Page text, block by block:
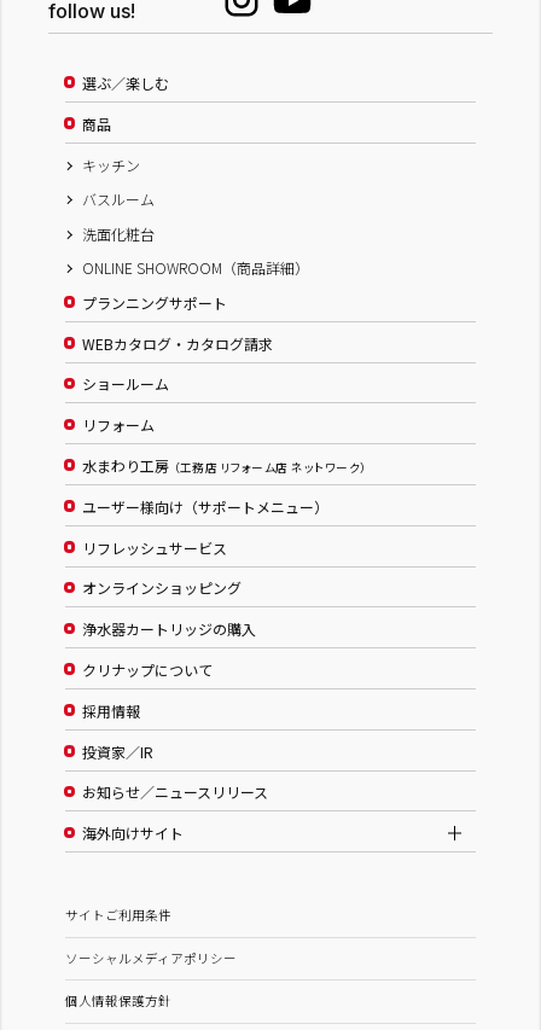
follow us!
選ぶ／楽しむ
商品
キッチン
バスルーム
洗面化粧台
ONLINE SHOWROOM（商品詳細）
プランニングサポート
WEBカタログ・カタログ請求
ショールーム
リフォーム
水まわり工房 （工務店 リフォーム店 ネットワーク）
ユーザー様向け（サポートメニュー）
リフレッシュサービス
オンラインショッピング
浄水器カートリッジの購入
クリナップについて
採用情報
投資家／IR
お知らせ／ニュースリリース
海外向けサイト
サイトご利用条件
ソーシャルメディアポリシー
個人情報保護方針